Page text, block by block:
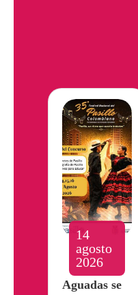
14
agosto
2026
Aguadas se